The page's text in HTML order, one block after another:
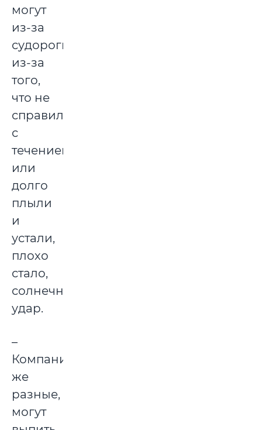
могут
из-за
судороги,
из-за
того,
что не
справились
с
течением
или
долго
плыли
и
устали,
плохо
стало,
солнечный
удар.
–
Компании
же
разные,
могут